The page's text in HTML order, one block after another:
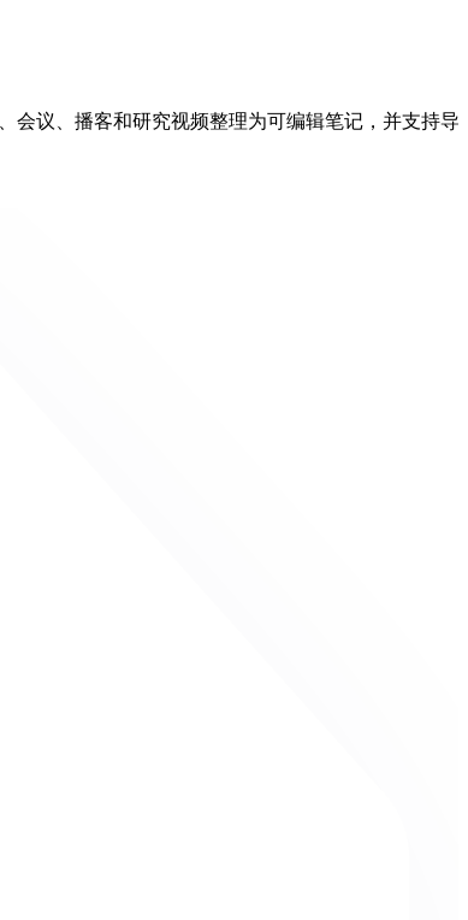
会议、播客和研究视频整理为可编辑笔记，并支持导